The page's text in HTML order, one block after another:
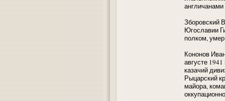
Зборовский
Югославии
полком,
Кононов
августе
казачий
Рыцарский
майора,